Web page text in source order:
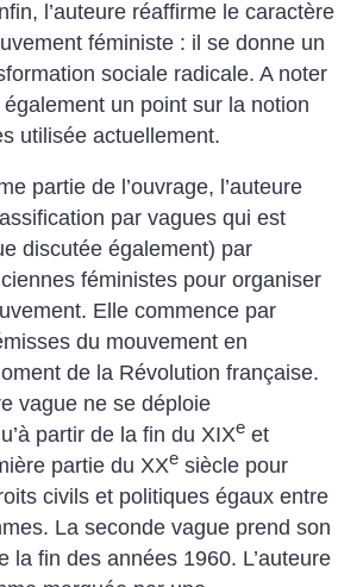
l’auteure réaffirme le caractère
féministe : il se donne un
sociale radicale. A noter
également un point sur la notion
utilisée actuellement.
partie de l’ouvrage, l’auteure
par vagues qui est
discutée également) par
féministes pour organiser
Elle commence par
du mouvement en
de la Révolution française.
vague ne se déploie
partir de la fin du XIXe et
partie du XXe siècle pour
civils et politiques égaux entre
La seconde vague prend son
la fin des années 1960. L’auteure